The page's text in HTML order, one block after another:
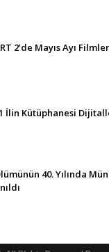
2’de Mayıs Ayı
İlin Kütüphanesi
40. Yılında